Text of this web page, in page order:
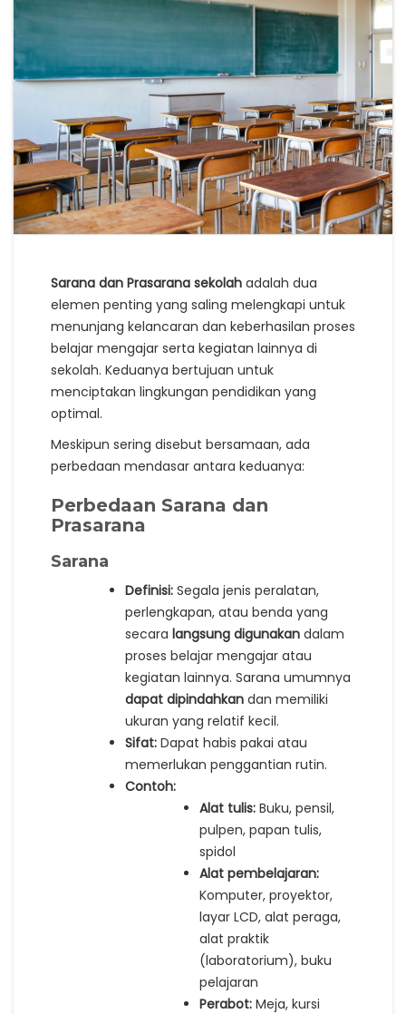
Sarana dan Prasarana sekolah adalah dua
elemen penting yang saling melengkapi untuk
menunjang kelancaran dan keberhasilan proses
belajar mengajar serta kegiatan lainnya di
sekolah. Keduanya bertujuan untuk
menciptakan lingkungan pendidikan yang
optimal.
Meskipun sering disebut bersamaan, ada
perbedaan mendasar antara keduanya:
Perbedaan Sarana dan
Prasarana
Sarana
Definisi: Segala jenis peralatan,
perlengkapan, atau benda yang
secara langsung digunakan dalam
proses belajar mengajar atau
kegiatan lainnya. Sarana umumnya
dapat dipindahkan dan memiliki
ukuran yang relatif kecil.
Sifat: Dapat habis pakai atau
memerlukan penggantian rutin.
Contoh:
Alat tulis: Buku, pensil,
pulpen, papan tulis,
spidol
Alat pembelajaran:
Komputer, proyektor,
layar LCD, alat peraga,
alat praktik
(laboratorium), buku
pelajaran
Perabot: Meja, kursi